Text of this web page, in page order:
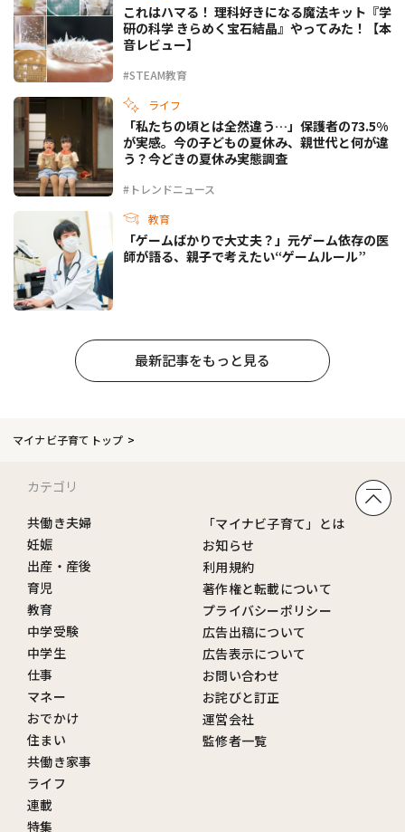
#STEAM教育
これはハマる！ 理科好きになる魔法キット『学
研の科学 きらめく宝石結晶』やってみた！【本
音レビュー】
ライフ
#トレンドニュース
「私たちの頃とは全然違う…」保護者の73.5%
が実感。今の子どもの夏休み、親世代と何が違
う？今どきの夏休み実態調査
教育
「ゲームばかりで大丈夫？」元ゲーム依存の医
師が語る、親子で考えたい“ゲームルール”
最新記事をもっと見る
マイナビ子育てトップ
カテゴリ
共働き夫婦
妊娠
出産・産後
育児
教育
中学受験
中学生
仕事
マネー
おでかけ
住まい
共働き家事
ライフ
連載
特集
「マイナビ子育て」とは
お知らせ
利用規約
著作権と転載について
プライバシーポリシー
広告出稿について
広告表示について
お問い合わせ
お詫びと訂正
運営会社
監修者一覧